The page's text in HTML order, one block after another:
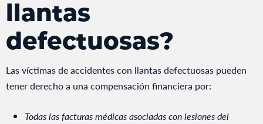
llantas
defectuosas?
Las víctimas de accidentes con llantas defectuosas pueden
tener derecho a una compensación financiera por:
Todas las facturas médicas asociadas con lesiones del